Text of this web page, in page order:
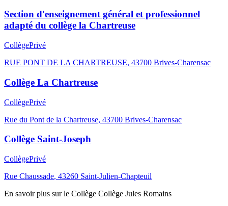
Section d'enseignement général et professionnel
adapté du collège la Chartreuse
CollègePrivé
RUE PONT DE LA CHARTREUSE, 43700 Brives-Charensac
Collège La Chartreuse
CollègePrivé
Rue du Pont de la Chartreuse, 43700 Brives-Charensac
Collège Saint-Joseph
CollègePrivé
Rue Chaussade, 43260 Saint-Julien-Chapteuil
En savoir plus sur le Collège Collège Jules Romains